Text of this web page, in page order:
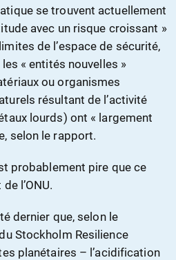
se trouvent actuellement
avec un risque croissant »
de l’espace de sécurité,
« entités nouvelles »
ou organismes
résultant de l’activité
lourds) ont « largement
selon le rapport.
probablement pire que ce
l’ONU.
dernier que, selon le
Stockholm Resilience
planétaires – l’acidification